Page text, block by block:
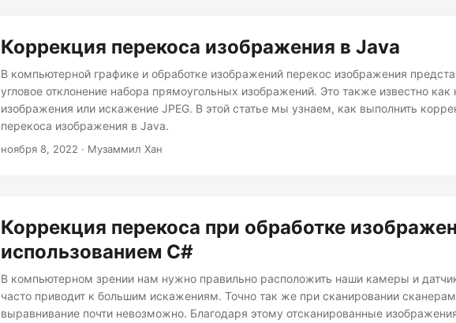
Коррекция перекоса изображения в Java
В компьютерной графике и обработке изображений перекос изображения
угловое отклонение набора прямоугольных изображений. Это также известно как
изображения или искажение JPEG. В этой статье мы узнаем, как выполнить
перекоса изображения в Java.
ноября 8, 2022 · Музаммил Хан
Коррекция перекоса при обработке
использованием C#
В компьютерном зрении нам нужно правильно расположить наши камеры и
часто приводит к большим искажениям. Точно так же при сканировании
выравнивание почти невозможно. Благодаря этому отсканированные